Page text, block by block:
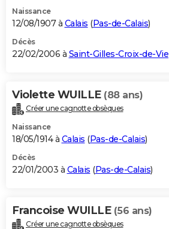
Naissance
12/08/1907 à Calais (Pas-de-Calais)
Décès
22/02/2006 à Saint-Gilles-Croix-de-Vie
Violette WUILLE (88 ans)
Créer une cagnotte obsèques
Naissance
18/05/1914 à Calais (Pas-de-Calais)
Décès
22/01/2003 à Calais (Pas-de-Calais)
Francoise WUILLE (56 ans)
Créer une cagnotte obsèques